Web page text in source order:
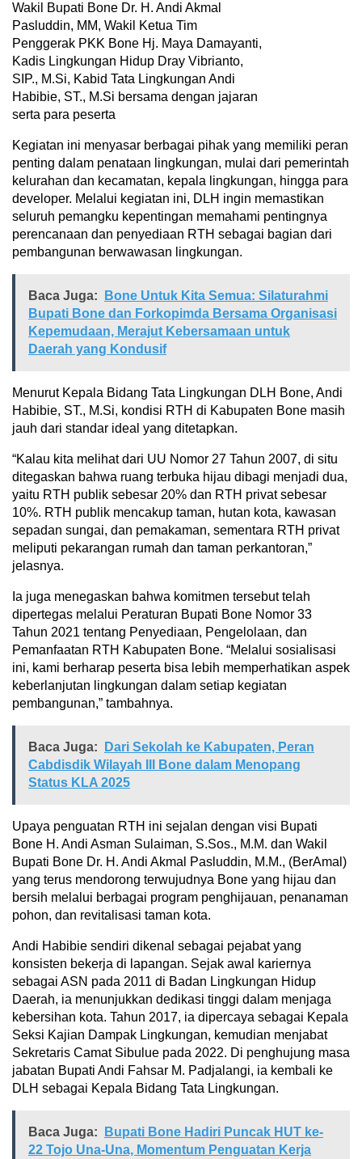
Wakil Bupati Bone Dr. H. Andi Akmal
Pasluddin, MM, Wakil Ketua Tim
Penggerak PKK Bone Hj. Maya Damayanti,
Kadis Lingkungan Hidup Dray Vibrianto,
SIP., M.Si, Kabid Tata Lingkungan Andi
Habibie, ST., M.Si bersama dengan jajaran
serta para peserta
Kegiatan ini menyasar berbagai pihak yang memiliki peran
penting dalam penataan lingkungan, mulai dari pemerintah
kelurahan dan kecamatan, kepala lingkungan, hingga para
developer. Melalui kegiatan ini, DLH ingin memastikan
seluruh pemangku kepentingan memahami pentingnya
perencanaan dan penyediaan RTH sebagai bagian dari
pembangunan berwawasan lingkungan.
Baca Juga:
Bone Untuk Kita Semua: Silaturahmi
Bupati Bone dan Forkopimda Bersama Organisasi
Kepemudaan, Merajut Kebersamaan untuk
Daerah yang Kondusif
Menurut Kepala Bidang Tata Lingkungan DLH Bone, Andi
Habibie, ST., M.Si, kondisi RTH di Kabupaten Bone masih
jauh dari standar ideal yang ditetapkan.
“Kalau kita melihat dari UU Nomor 27 Tahun 2007, di situ
ditegaskan bahwa ruang terbuka hijau dibagi menjadi dua,
yaitu RTH publik sebesar 20% dan RTH privat sebesar
10%. RTH publik mencakup taman, hutan kota, kawasan
sepadan sungai, dan pemakaman, sementara RTH privat
meliputi pekarangan rumah dan taman perkantoran,”
jelasnya.
Ia juga menegaskan bahwa komitmen tersebut telah
dipertegas melalui Peraturan Bupati Bone Nomor 33
Tahun 2021 tentang Penyediaan, Pengelolaan, dan
Pemanfaatan RTH Kabupaten Bone. “Melalui sosialisasi
ini, kami berharap peserta bisa lebih memperhatikan aspek
keberlanjutan lingkungan dalam setiap kegiatan
pembangunan,” tambahnya.
Baca Juga:
Dari Sekolah ke Kabupaten, Peran
Cabdisdik Wilayah III Bone dalam Menopang
Status KLA 2025
Upaya penguatan RTH ini sejalan dengan visi Bupati
Bone H. Andi Asman Sulaiman, S.Sos., M.M. dan Wakil
Bupati Bone Dr. H. Andi Akmal Pasluddin, M.M., (BerAmal)
yang terus mendorong terwujudnya Bone yang hijau dan
bersih melalui berbagai program penghijauan, penanaman
pohon, dan revitalisasi taman kota.
Andi Habibie sendiri dikenal sebagai pejabat yang
konsisten bekerja di lapangan. Sejak awal kariernya
sebagai ASN pada 2011 di Badan Lingkungan Hidup
Daerah, ia menunjukkan dedikasi tinggi dalam menjaga
kebersihan kota. Tahun 2017, ia dipercaya sebagai Kepala
Seksi Kajian Dampak Lingkungan, kemudian menjabat
Sekretaris Camat Sibulue pada 2022. Di penghujung masa
jabatan Bupati Andi Fahsar M. Padjalangi, ia kembali ke
DLH sebagai Kepala Bidang Tata Lingkungan.
Baca Juga:
Bupati Bone Hadiri Puncak HUT ke-
22 Tojo Una-Una, Momentum Penguatan Kerja